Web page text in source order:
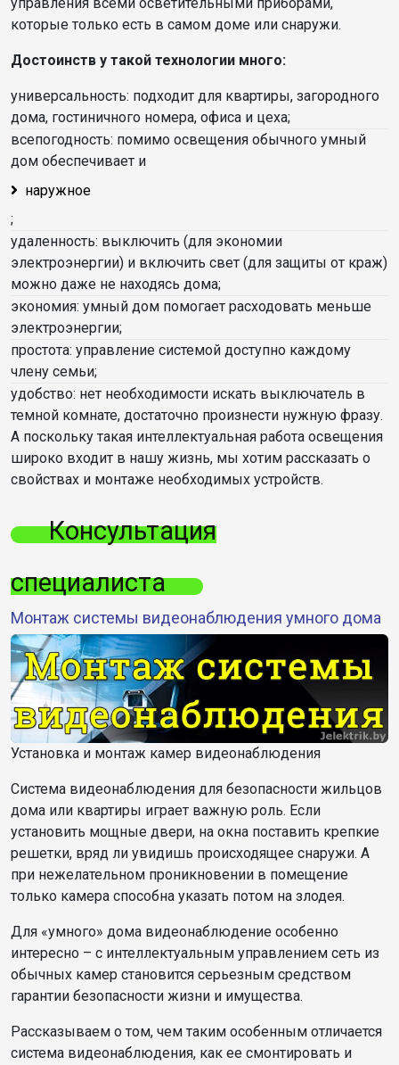
которые только есть в самом доме или снаружи.
Достоинств у такой технологии много:
универсальность: подходит для квартиры, загородного
дома, гостиничного номера, офиса и цеха;
всепогодность: помимо освещения обычного умный
дом обеспечивает и
наружное
;
удаленность: выключить (для экономии
электроэнергии) и включить свет (для защиты от краж)
можно даже не находясь дома;
экономия: умный дом помогает расходовать меньше
электроэнергии;
простота: управление системой доступно каждому
члену семьи;
удобство: нет необходимости искать выключатель в
темной комнате, достаточно произнести нужную фразу.
А поскольку такая интеллектуальная работа освещения
широко входит в нашу жизнь, мы хотим рассказать о
свойствах и монтаже необходимых устройств.
Консультация
специалиста
Монтаж системы видеонаблюдения умного дома
Установка и монтаж камер видеонаблюдения
Система видеонаблюдения для безопасности жильцов
дома или квартиры играет важную роль. Если
установить мощные двери, на окна поставить крепкие
решетки, вряд ли увидишь происходящее снаружи. А
при нежелательном проникновении в помещение
только камера способна указать потом на злодея.
Для «умного» дома видеонаблюдение особенно
интересно – с интеллектуальным управлением сеть из
обычных камер становится серьезным средством
гарантии безопасности жизни и имущества.
Рассказываем о том, чем таким особенным отличается
система видеонаблюдения, как ее смонтировать и